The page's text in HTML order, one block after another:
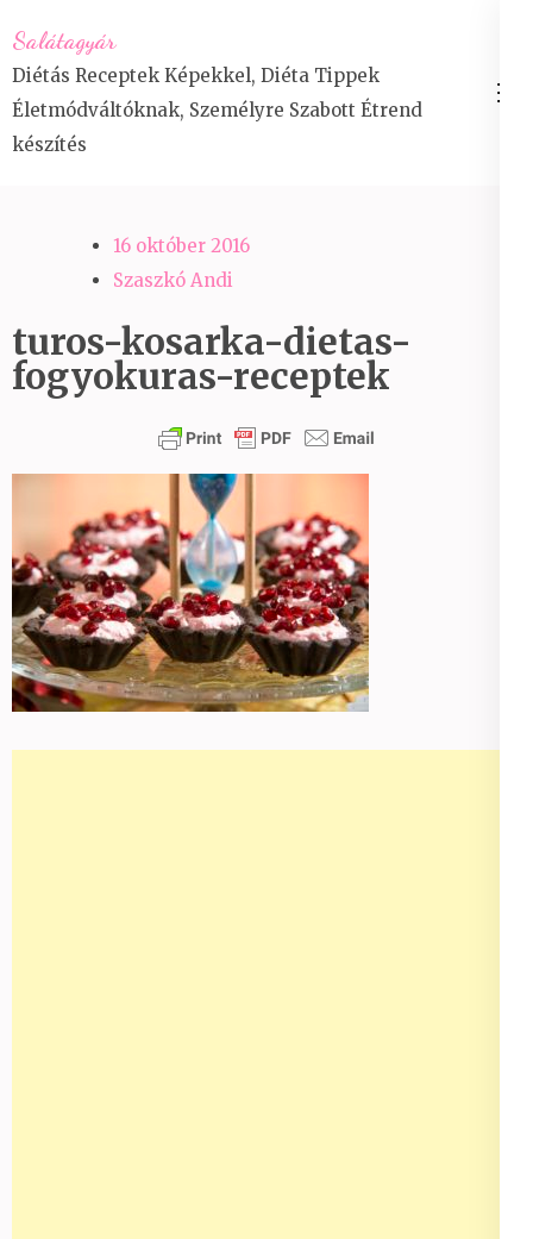
to
content
(Press
Enter)
Salátagyár
Diétás Receptek Képekkel, Diéta Tippek
Életmódváltóknak, Személyre Szabott Étrend
készítés
16 október 2016
Szaszkó Andi
turos-kosarka-dietas-
fogyokuras-receptek